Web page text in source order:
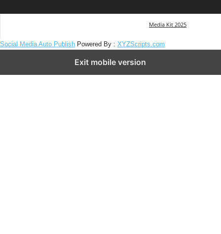
Media Kit 2025
Social Media Auto Publish Powered By : XYZScripts.com
Exit mobile version